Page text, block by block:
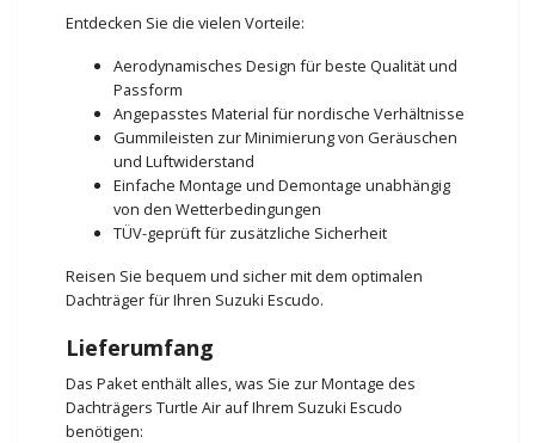
Entdecken Sie die vielen Vorteile:
Aerodynamisches Design für beste Qualität und
Passform
Angepasstes Material für nordische Verhältnisse
Gummileisten zur Minimierung von Geräuschen
und Luftwiderstand
Einfache Montage und Demontage unabhängig
von den Wetterbedingungen
TÜV-geprüft für zusätzliche Sicherheit
Reisen Sie bequem und sicher mit dem optimalen
Dachträger für Ihren Suzuki Escudo.
Lieferumfang
Das Paket enthält alles, was Sie zur Montage des
Dachträgers Turtle Air auf Ihrem Suzuki Escudo
benötigen: